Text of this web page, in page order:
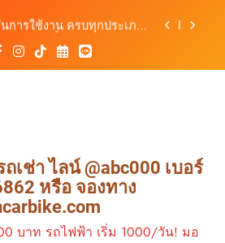
การใช้งาน ครบทุกประเภท
างในภูเก็ต
า ทางเลือกใหม่ของการ
หยัด และทันสมัย
บต้นรถเช่า เดินทาง
ต้นเพียง 150 บาท/วัน
การใช้งาน ครบทุกประเภท
ทางในภูเก็ต
า ทางเลือกใหม่ของการ
หยัด และทันสมัย
เช่า ไลน์ @abc000 เบอร์
หรือ จองทาง
บาท รถไฟฟ้า เริ่ม 1000/วัน! มอ